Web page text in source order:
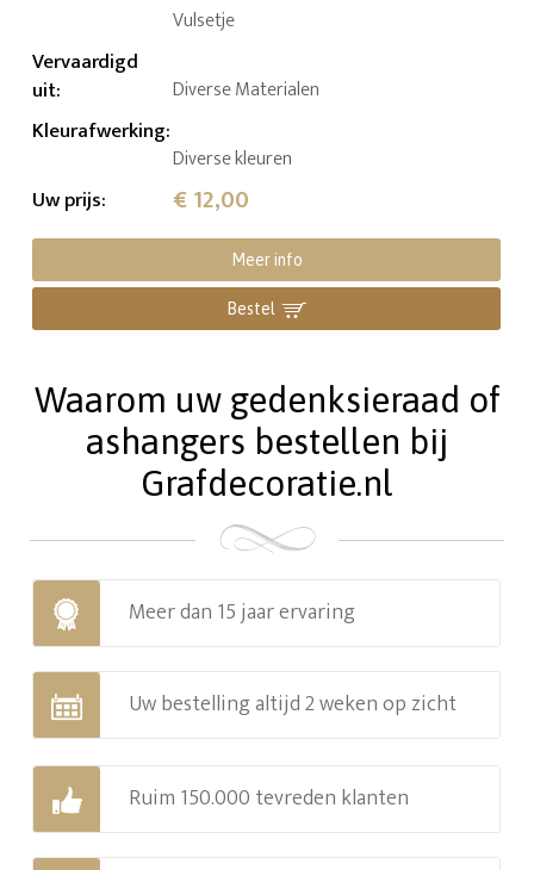
Vulsetje
Vervaardigd
uit: Diverse Materialen
Kleurafwerking:
Diverse kleuren
Uw prijs: € 12,00
Meer info
Bestel
Waarom uw gedenksieraad of
ashangers bestellen bij
Grafdecoratie.nl
Meer dan 15 jaar ervaring
Uw bestelling altijd 2 weken op zicht
Ruim 150.000 tevreden klanten